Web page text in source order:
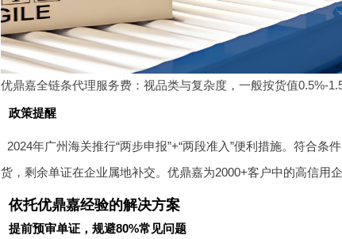
优鼎嘉全链条代理服务费：视品类与复杂度，一般按货值0.5%-
政策提醒
2024年广州海关推行“两步申报”+“两段准入”便利措施。符合
货，剩余单证在企业属地补交。优鼎嘉为2000+客户中的高信用
依托优鼎嘉经验的解决方案
提前预审单证，规避80%常见问题